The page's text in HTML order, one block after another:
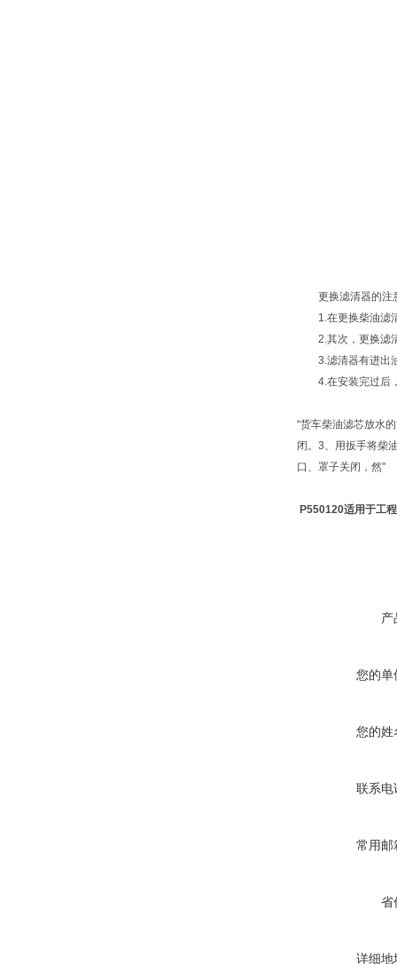
更换滤清器的注
1.在更换柴油滤清
2.其次，更换滤清
3.滤清器有进出油
4.在安装完过后，
“货车柴油滤芯放水
闭。3、用扳手将柴
口、罩子关闭，然"
P550120适用于工
产
您的单
您的姓
联系电
常用邮
省
详细地